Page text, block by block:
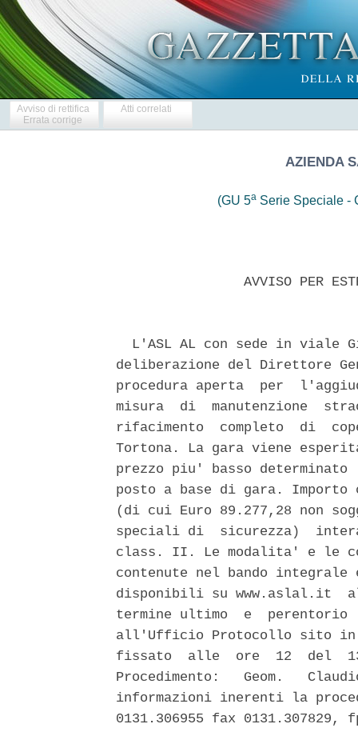
Avviso di rettifica
Errata corrige
Atti correlati
AZIENDA
(GU 5a Serie Speciale -
AVVISO PER
L'ASL AL con sede in viale
deliberazione del Direttore
procedura aperta  per
misura  di  manutenzione
rifacimento  completo  di
Tortona. La gara viene
prezzo piu' basso
posto a base di gara. Importo
(di cui Euro 89.277,28 non
speciali di  sicurezza)
class. II. Le modalita' e le
contenute nel bando
disponibili su www.aslal.it
termine ultimo  e
all'Ufficio Protocollo sito in
fissato  alle  ore  12  del
Procedimento:   Geom.
informazioni inerenti la
0131.306955 fax